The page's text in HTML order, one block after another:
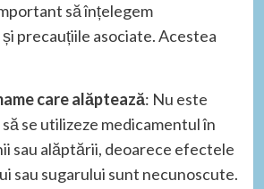
să înțelegem
precauțiile asociate. Acestea
care alăptează: Nu este
se utilizeze medicamentul în
sau alăptării, deoarece efectele
sau sugarului sunt necunoscute.